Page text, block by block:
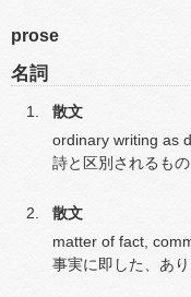
prose
名詞
散文
ordinary writing as
詩と区別されるも
散文
matter of fact,
事実に即した、あ